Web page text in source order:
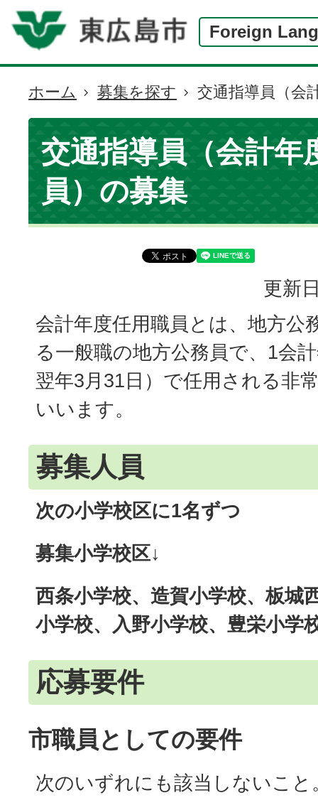
Foreign
現
在
の
位
ホーム 募集を探す 交通指導員（会
交通指導員（会計年
員）の募集
更新
会計年度任用職員とは、地方公
る一般職の地方公務員で、1会
翌年3月31日）で任用される非
いいます。
募集人員
次の小学校区に1名ずつ
募集小学校区↓
西条小学校、造賀小学校、板城
小学校、入野小学校、豊栄小学
応募要件
市職員としての要件
次のいずれにも該当しないこと